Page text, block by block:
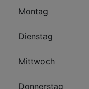
Montag
Dienstag
Mittwoch
Donnerstag